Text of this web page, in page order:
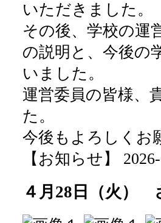
いただきました。
その後、学校の運
の説明と、今後の
いました。
運営委員の皆様、
た。
今後もよろしくお
【お知らせ】
４月28日（火）